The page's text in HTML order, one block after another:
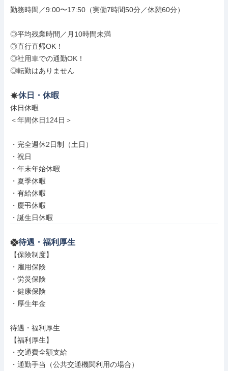
勤務時間／9:00〜17:50（実働7時間50分／休憩60分）
◎平均残業時間／月10時間未満
◎直行直帰OK！
◎社用車での通勤OK！
◎転勤はありません
休日・休暇
休日休暇
＜年間休日124日＞
・完全週休2日制（土日）
・祝日
・年末年始休暇
・夏季休暇
・有給休暇
・慶弔休暇
・誕生日休暇
待遇・福利厚生
【保険制度】
・雇用保険
・労災保険
・健康保険
・厚生年金
待遇・福利厚生
【福利厚生】
・交通費全額支給
・通勤手当（公共交通機関利用の場合）